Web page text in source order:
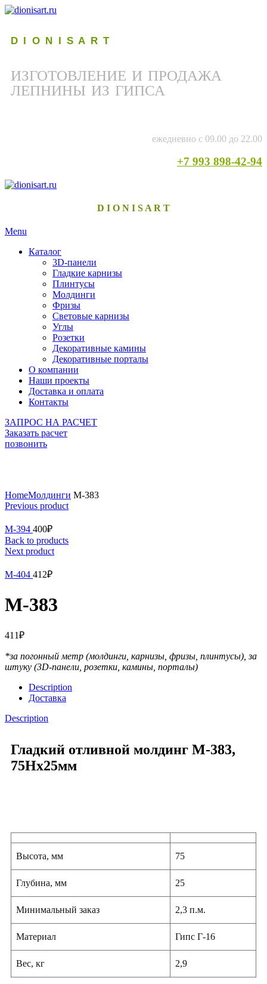
D I O N I S A R T
ИЗГОТОВЛЕНИЕ И ПРОДАЖА
ЛЕПНИНЫ ИЗ ГИПСА
ежедневно с 09.00 до 22.00
+7 993 898-42-94
D I O N I S A R T
Menu
Каталог
3D-панели
Гладкие карнизы
Плинтусы
Молдинги
Фризы
Световые карнизы
Углы
Розетки
Декоративные камины
Декоративные порталы
О компании
Наши проекты
Доставка и оплата
Контакты
ЗАПРОС НА РАСЧЕТ
Заказать расчет
позвонить
HomeМолдинги М-383
Previous product
М-394 400₽
Back to products
Next product
М-404 412₽
М-383
411₽
*за погонный метр (молдинги, карнизы, фризы, плинтусы), за
штуку (3D-панели, розетки, камины, порталы)
Description
Доставка
Description
Гладкий отливной молдинг М-383,
75Hx25мм
Высота, мм 75
Глубина, мм 25
Минимальный заказ 2,3 п.м.
Материал Гипс Г-16
Вес, кг 2,9